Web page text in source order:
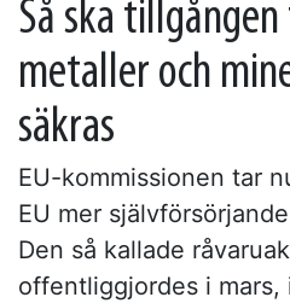
Så ska
metaller och
säkras
EU-kommissionen tar
EU mer
Den så kallade
offentliggjordes i mars,